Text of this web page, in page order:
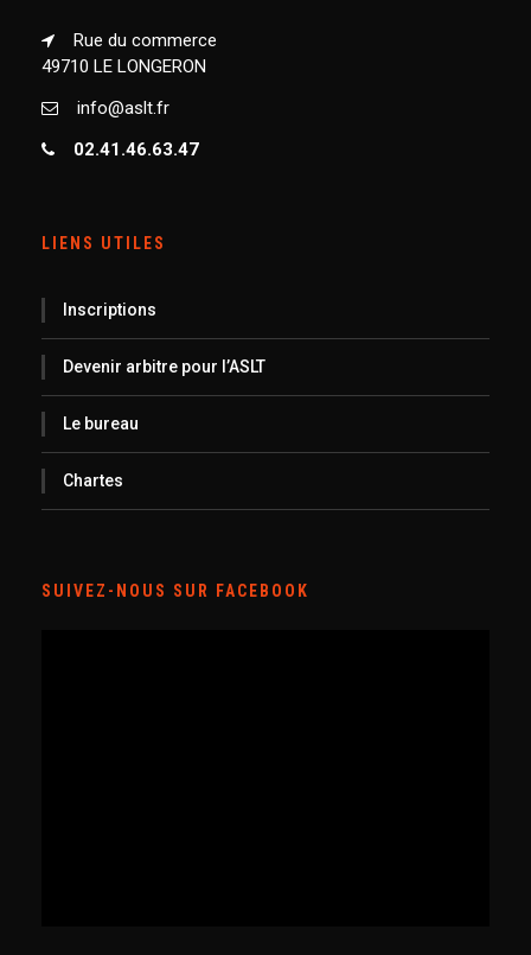
Rue du commerce
49710 LE LONGERON
info@aslt.fr
02.41.46.63.47
LIENS UTILES
Inscriptions
Devenir arbitre pour l’ASLT
Le bureau
Chartes
SUIVEZ-NOUS SUR FACEBOOK